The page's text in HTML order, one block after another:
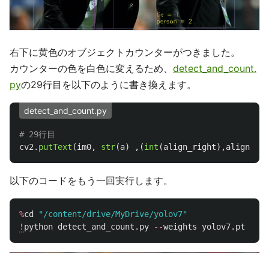
右下に黄色のオブジェクトカウンターがつきました。
カウンターの色を白色に変えるため、 detect_and_count.
pyの29行目を以下のように書き換えます。
detect_and_count.py
cv2 . putText (im0, str(a) ,(int (align_right),
以下のコードをもう一回実行します。
%cd " /content/drive/MyDrive/yolov7"
! python detect_and_count . py --weights yolov7. pt